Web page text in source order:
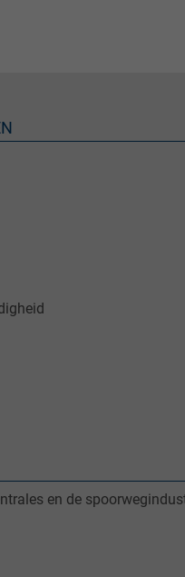
en de